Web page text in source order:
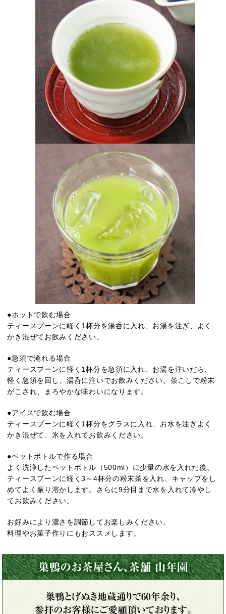
●ホットで飲む場合
ティースプーンに軽く1杯分を湯呑に入れ、お湯を注ぎ、よく
かき混ぜてお飲みください。
●急須で淹れる場合
ティースプーンに軽く1杯分を急須に入れ、お湯を注いだら、
軽く急須を回し、湯呑に注いでお飲みください。茶こしで粉末
がこされ、まろやかな味わいになります。
●アイスで飲む場合
ティースプーンに軽く1杯分をグラスに入れ、お水を注ぎよく
かき混ぜて、氷を入れてお飲みください。
●ペットボトルで作る場合
よく洗浄したペットボトル（500ml）に少量の水を入れた後、
ティースプーンに軽く3～4杯分の粉末茶を入れ、キャップをし
めてよく振り溶かします。さらに9分目まで水を入れて冷やし
てお飲みください。
お好みにより濃さを調節してお楽しみください。
料理やお菓子作りにもおススメします。